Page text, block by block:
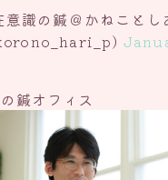
識の鍼＠かねことし
鍼オフィス